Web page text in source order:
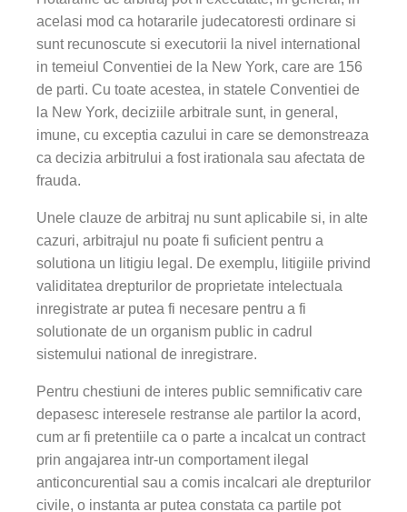
acelasi mod ca hotararile judecatoresti ordinare si
sunt recunoscute si executorii la nivel international
in temeiul Conventiei de la New York, care are 156
de parti. Cu toate acestea, in statele Conventiei de
la New York, deciziile arbitrale sunt, in general,
imune, cu exceptia cazului in care se demonstreaza
ca decizia arbitrului a fost irationala sau afectata de
frauda.
Unele clauze de arbitraj nu sunt aplicabile si, in alte
cazuri, arbitrajul nu poate fi suficient pentru a
solutiona un litigiu legal. De exemplu, litigiile privind
validitatea drepturilor de proprietate intelectuala
inregistrate ar putea fi necesare pentru a fi
solutionate de un organism public in cadrul
sistemului national de inregistrare.
Pentru chestiuni de interes public semnificativ care
depasesc interesele restranse ale partilor la acord,
cum ar fi pretentiile ca o parte a incalcat un contract
prin angajarea intr-un comportament ilegal
anticoncurential sau a comis incalcari ale drepturilor
civile, o instanta ar putea constata ca partile pot